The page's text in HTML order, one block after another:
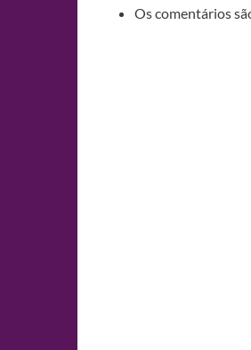
Os comentários